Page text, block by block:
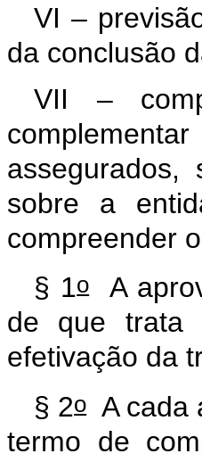
VI –
da conclusão
VII –
sobre a
compreender
§ 1oA
de que trata
efetivação da
§ 2oA cada
termo de